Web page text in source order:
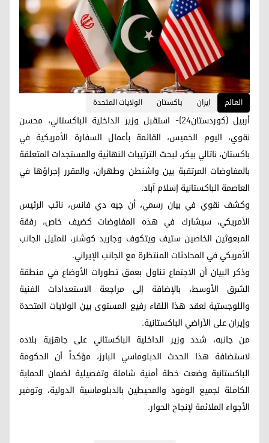
العالم ايران باكستان الولايات المتحدة
أربيل (كوردستان24)- استقبل وزير الداخلية الباكستاني، محسن
نقوي، اليوم الخميس، القائمة بأعمال السفارة الأمريكية في
باكستان، ناتالي بيكر، لبحث الترتيبات النهائية والمستجدات المتعلقة
بالمفاوضات المرتقبة بين واشنطن وطهران، والمقرر إجراؤها في
العاصمة الباكستانية إسلام آباد.
وكشف نقوي في بيان رسمي، أن جيه دي فانس، نائب الرئيس
الأمريكي، سيشارك في هذه المفاوضات كضيف خاص، رفقة
المبعوثين الخاصين ستيف ويتكوف وجاريد كوشنر، لتمثيل الجانب
الأمريكي في المحادثات المنتظرة مع الجانب الإيراني.
وذكر البيان أن الاجتماع تناول بعمق تطورات الأوضاع في منطقة
الشرق الأوسط، بالإضافة إلى مراجعة الاستعدادات الفنية
واللوجستية لعقد هذا اللقاء رفيع المستوى بين الولايات المتحدة
وإيران على الأراضي الباكستانية.
من جانبه، شدد وزير الداخلية الباكستاني على جاهزية بلاده
لاستضافة هذا الحدث الدبلوماسي البارز، مؤكداً أن الحكومة
الباكستانية وضعت خطة أمنية شاملة وتفصيلية لضمان الحماية
الكاملة لجميع الوفود والمحيطين بالدبلوماسية الدولية، وتوفير
الأجواء الملائمة لإنجاح الحوار.